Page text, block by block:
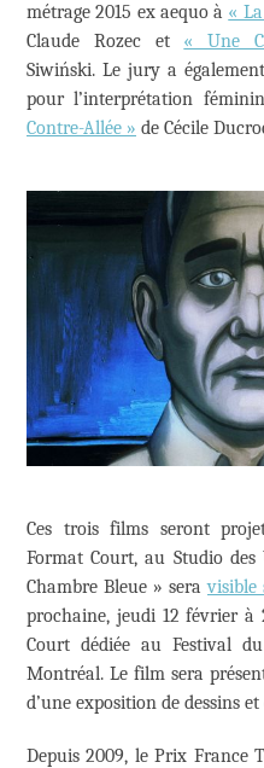
métrage 2015 ex aequo à «
Claude Rozec et « Une
Siwiński. Le jury a
pour l’interprétation
Contre-Allée » de Cécile
Ces trois films seront
Format Court, au Studio
Chambre Bleue » seravisible
prochaine, jeudi 12 février à
Court dédiée au Festival
Montréal. Le film sera
d’une exposition de dessins
Depuis 2009, le Prix France